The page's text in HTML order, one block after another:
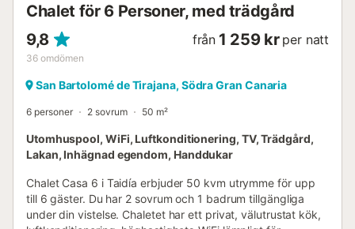
Chalet för 6 Personer, med trädgård
9,8
36 omdömen
från 1 259 kr per natt
San Bartolomé de Tirajana, Södra Gran Canaria
6 personer 2 sovrum 50 m²
Utomhuspool, WiFi, Luftkonditionering, TV, Trädgård,
Lakan, Inhägnad egendom, Handdukar
Chalet Casa 6 i Taidía erbjuder 50 kvm utrymme för upp
till 6 gäster. Du har 2 sovrum och 1 badrum tillgängliga
under din vistelse. Chaletet har ett privat, välutrustat kök,